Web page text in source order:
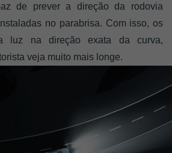
de prever a direção da rodovia
no parabrisa. Com isso, os
luz na direção exata da curva,
veja muito mais longe.